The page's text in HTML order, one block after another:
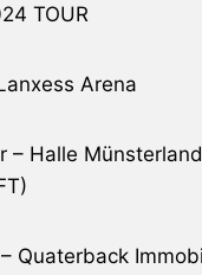
TOUR
Arena
– Halle Münsterland
Quaterback